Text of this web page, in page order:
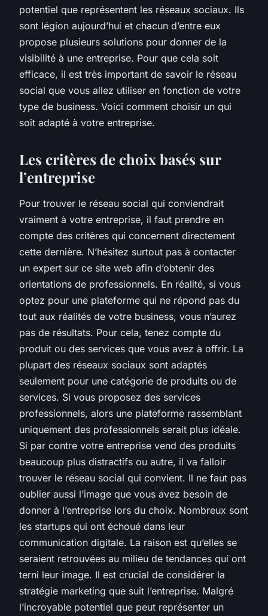
potentiel que représentent les réseaux sociaux. Ils
sont légion aujourd’hui et chacun d’entre eux
propose plusieurs solutions pour donner de la
visibilité à une entreprise. Pour que cela soit
efficace, il est très important de savoir le réseau
social que vous allez utiliser en fonction de votre
type de business. Voici comment choisir un qui
soit adapté à votre entreprise.
Les critères de choix basés sur
l’entreprise
Pour trouver le réseau social qui conviendrait
vraiment à votre entreprise, il faut prendre en
compte des critères qui concernent directement
cette dernière. N’hésitez surtout pas à contacter
un expert sur ce site web afin d’obtenir des
orientations de professionnels. En réalité, si vous
optez pour une plateforme qui ne répond pas du
tout aux réalités de votre business, vous n’aurez
pas de résultats. Pour cela, tenez compte du
produit ou des services que vous avez à offrir. La
plupart des réseaux sociaux sont adaptés
seulement pour une catégorie de produits ou de
services. Si vous proposez des services
professionnels, alors une plateforme rassemblant
uniquement des professionnels serait plus idéale.
Si par contre votre entreprise vend des produits
beaucoup plus distractifs ou autre, il va falloir
trouver le réseau social qui convient. Il ne faut pas
oublier aussi l’image que vous avez besoin de
donner à l’entreprise lors du choix. Nombreux sont
les startups qui ont échoué dans leur
communication digitale. La raison est qu’elles se
seraient retrouvées au milieu de tendances qui ont
terni leur image. Il est crucial de considérer la
stratégie marketing que suit l’entreprise. Malgré
l’incroyable potentiel que peut représenter un